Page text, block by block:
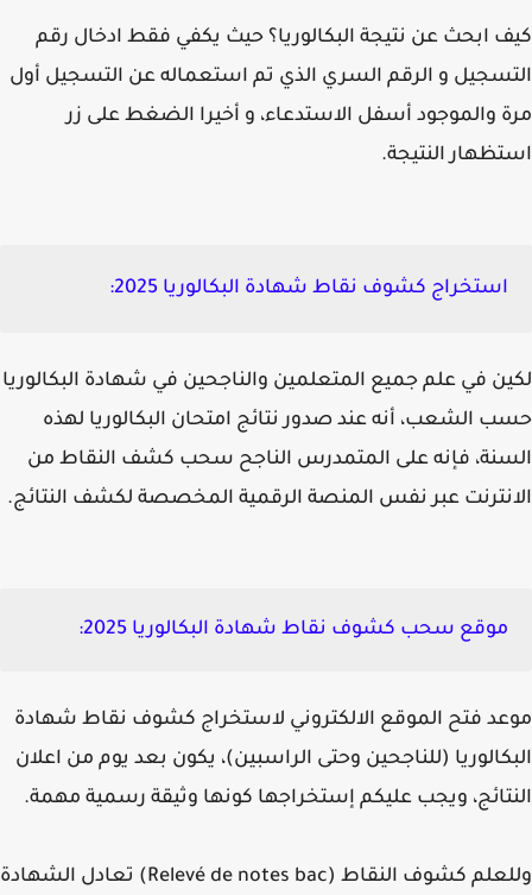
ابحث عن نتيجة البكالوريا؟ حيث يكفي فقط ادخال رقم
و الرقم السري الذي تم استعماله عن التسجيل أول
والموجود أسفل الاستدعاء، و أخيرا الضغط على زر
النتيجة.
استخراج كشوف نقاط شهادة البكالوريا 2025:
في علم جميع المتعلمين والناجحين في شهادة البكالوريا
الشعب، أنه عند صدور نتائج امتحان البكالوريا لهذه
فإنه على المتمدرس الناجح سحب كشف النقاط من
عبر نفس المنصة الرقمية المخصصة لكشف النتائج.
موقع سحب كشوف نقاط شهادة البكالوريا 2025 :
فتح الموقع الالكتروني لاستخراج كشوف نقاط شهادة
(للناجحين وحتى الراسبين)، يكون بعد يوم من اعلان
ويجب عليكم إستخراجها كونها وثيقة رسمية مهمة.
كشوف النقاط (Relevé de notes bac) تعادل الشهادة